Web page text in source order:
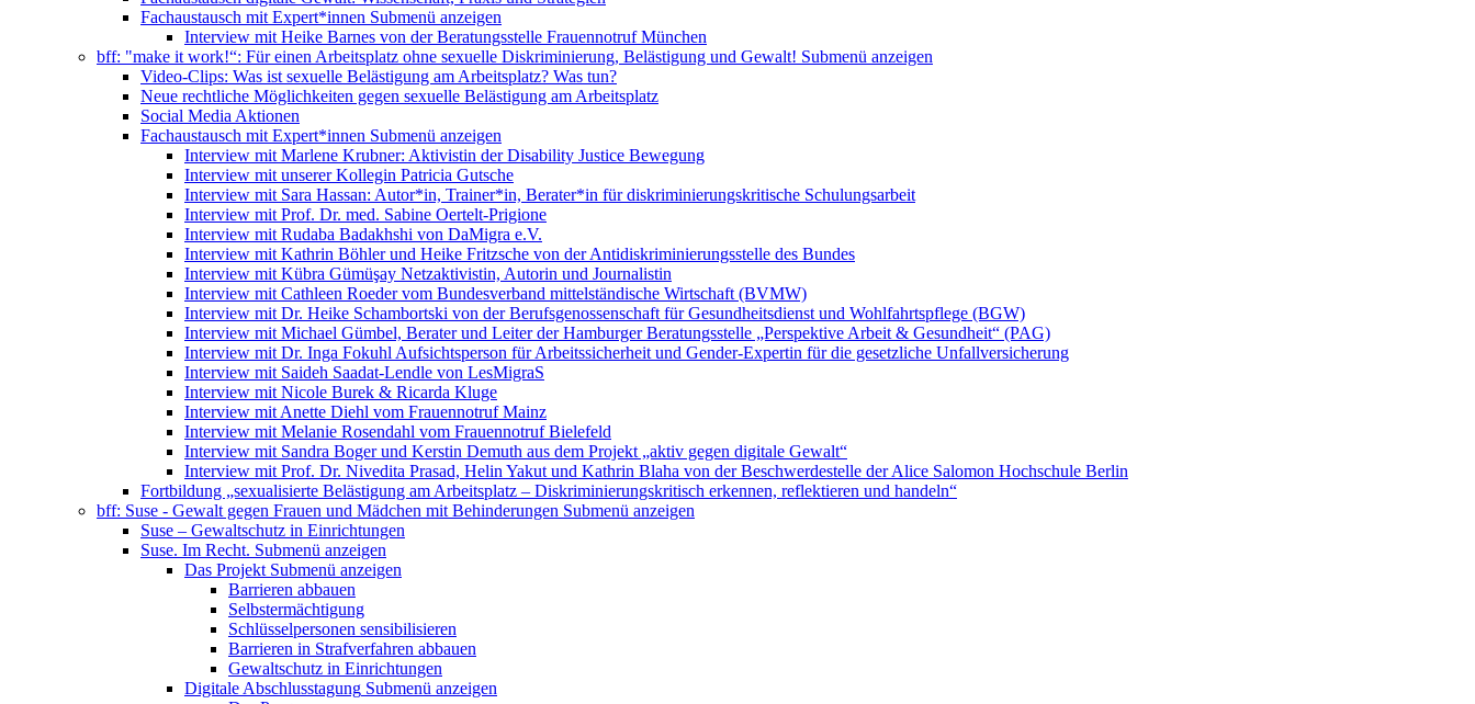
Fachaustausch mit Expert*innen Submenü anzeigen
Interview mit Heike Barnes von der Beratungsstelle Frauennotruf München
bff: "make it work!“: Für einen Arbeitsplatz ohne sexuelle Diskriminierung, Belästigung und Gewalt! Submenü anzeigen
Video-Clips: Was ist sexuelle Belästigung am Arbeitsplatz? Was tun?
Neue rechtliche Möglichkeiten gegen sexuelle Belästigung am Arbeitsplatz
Social Media Aktionen
Fachaustausch mit Expert*innen Submenü anzeigen
Interview mit Marlene Krubner: Aktivistin der Disability Justice Bewegung
Interview mit unserer Kollegin Patricia Gutsche
Interview mit Sara Hassan: Autor*in, Trainer*in, Berater*in für diskriminierungskritische Schulungsarbeit
Interview mit Prof. Dr. med. Sabine Oertelt-Prigione
Interview mit Rudaba Badakhshi von DaMigra e.V.
Interview mit Kathrin Böhler und Heike Fritzsche von der Antidiskriminierungsstelle des Bundes
Interview mit Kübra Gümüşay Netzaktivistin, Autorin und Journalistin
Interview mit Cathleen Roeder vom Bundesverband mittelständische Wirtschaft (BVMW)
Interview mit Dr. Heike Schambortski von der Berufsgenossenschaft für Gesundheitsdienst und Wohlfahrtspflege (BGW)
Interview mit Michael Gümbel, Berater und Leiter der Hamburger Beratungsstelle „Perspektive Arbeit & Gesundheit“ (PAG)
Interview mit Dr. Inga Fokuhl Aufsichtsperson für Arbeitssicherheit und Gender-Expertin für die gesetzliche Unfallversicherung
Interview mit Saideh Saadat-Lendle von LesMigraS
Interview mit Nicole Burek & Ricarda Kluge
Interview mit Anette Diehl vom Frauennotruf Mainz
Interview mit Melanie Rosendahl vom Frauennotruf Bielefeld
Interview mit Sandra Boger und Kerstin Demuth aus dem Projekt „aktiv gegen digitale Gewalt“
Interview mit Prof. Dr. Nivedita Prasad, Helin Yakut und Kathrin Blaha von der Beschwerdestelle der Alice Salomon Hochschule Berlin
Fortbildung „sexualisierte Belästigung am Arbeitsplatz – Diskriminierungskritisch erkennen, reflektieren und handeln“
bff: Suse - Gewalt gegen Frauen und Mädchen mit Behinderungen Submenü anzeigen
Suse – Gewaltschutz in Einrichtungen
Suse. Im Recht. Submenü anzeigen
Das Projekt Submenü anzeigen
Barrieren abbauen
Selbstermächtigung
Schlüsselpersonen sensibilisieren
Barrieren in Strafverfahren abbauen
Gewaltschutz in Einrichtungen
Digitale Abschlusstagung Submenü anzeigen